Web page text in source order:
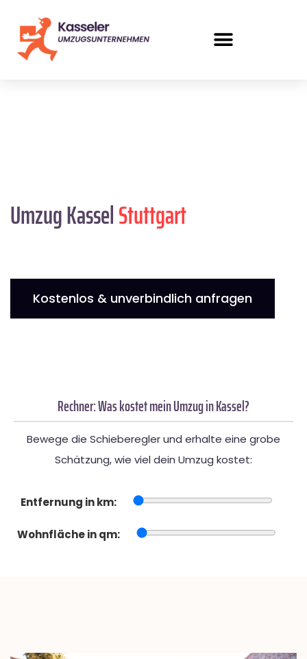
Umzug KasselStuttgart
Kostenlos & unverbindlich anfragen
Rechner: Was kostet mein Umzug in Kassel?
Bewege die Schieberegler und erhalte eine grobe
Schätzung, wie viel dein Umzug kostet:
Entfernung in km:
Wohnfläche in qm: